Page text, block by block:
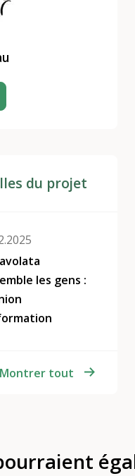
du projet
les gens :
Montrer tout